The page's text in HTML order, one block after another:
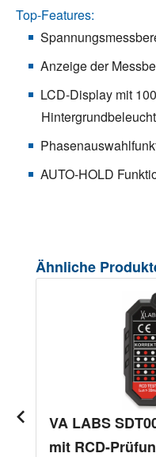
Top-Features:
Anzeige der
LCD-Display mit
AUTO-HOLD
Produktgalerie
Ähnliche
VA LABS
mit RCD-